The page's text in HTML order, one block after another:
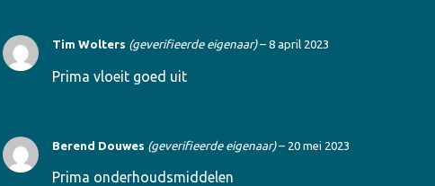
Tim Wolters (geverifieerde eigenaar) – 8 april 2023
Prima vloeit goed uit
Berend Douwes (geverifieerde eigenaar) – 20 mei 2023
Prima onderhoudsmiddelen